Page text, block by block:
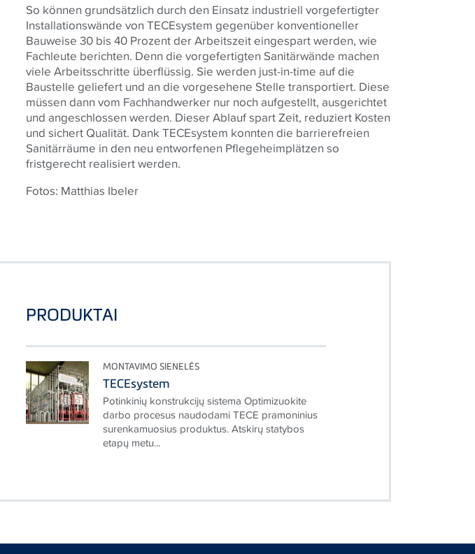
So können grundsätzlich durch den Einsatz industriell vorgefertigter
Installationswände von TECEsystem gegenüber konventioneller
Bauweise 30 bis 40 Prozent der Arbeitszeit eingespart werden, wie
Fachleute berichten. Denn die vorgefertigten Sanitärwände machen
viele Arbeitsschritte überflüssig. Sie werden just-in-time auf die
Baustelle geliefert und an die vorgesehene Stelle transportiert. Diese
müssen dann vom Fachhandwerker nur noch aufgestellt, ausgerichtet
und angeschlossen werden. Dieser Ablauf spart Zeit, reduziert Kosten
und sichert Qualität. Dank TECEsystem konnten die barrierefreien
Sanitärräume in den neu entworfenen Pflegeheimplätzen so
fristgerecht realisiert werden.
Fotos: Matthias Ibeler
PRODUKTAI
MONTAVIMO SIENELĖS
TECEsystem
Potinkinių konstrukcijų sistema Optimizuokite
darbo procesus naudodami TECE pramoninius
surenkamuosius produktus. Atskirų statybos
etapų metu...